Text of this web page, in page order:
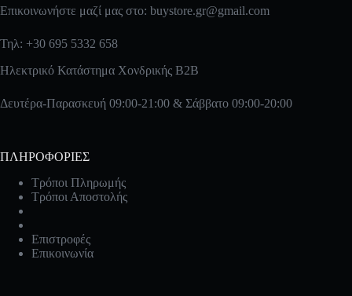
Επικοινωνήστε μαζί μας στο: buystore.gr@gmail.com
Τηλ: +30 695 5332 658
Ηλεκτρικό Κατάστημα Χονδρικής B2B
Δευτέρα-Παρασκευή 09:00-21:00 & Σάββατο 09:00-20:00
ΠΛΗΡΟΦΟΡΙΕΣ
Τρόποι Πληρωμής
Τρόποι Αποστολής
Επιστροφές
Επικοινωνία